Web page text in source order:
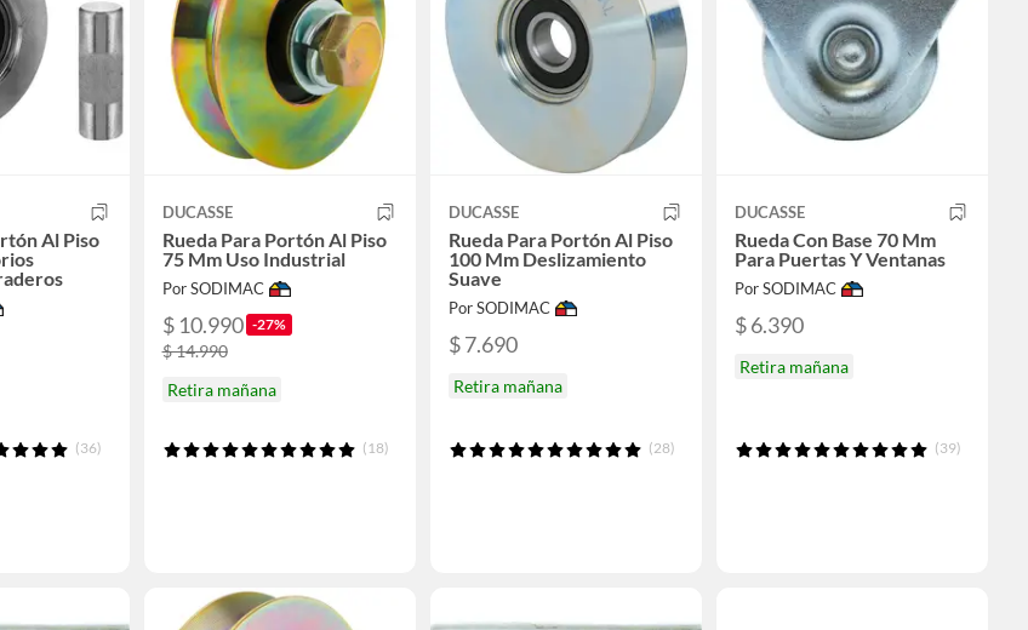
Al Piso
(36)
DUCASSE
Rueda Para Portón Al Piso
75 Mm Uso Industrial
Por SODIMAC
$ 10.990 -27%
$ 14.990
Retira mañana
(18)
DUCASSE
Rueda Para Portón Al Piso
100 Mm Deslizamiento
Suave
Por SODIMAC
$ 7.690
Retira mañana
(28)
DUCASSE
Rueda Con Base 70 Mm
Para Puertas Y Ventanas
Por SODIMAC
$ 6.390
Retira mañana
(39)